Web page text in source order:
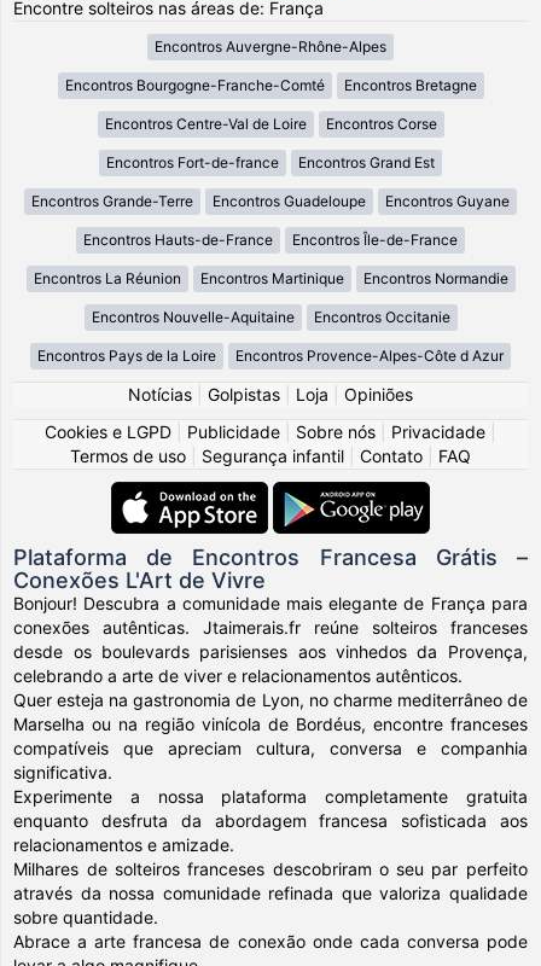
Encontre solteiros nas áreas de: França
Encontros Auvergne-Rhône-Alpes
Encontros Bourgogne-Franche-Comté Encontros Bretagne
Encontros Centre-Val de Loire Encontros Corse
Encontros Fort-de-france Encontros Grand Est
Encontros Grande-Terre Encontros Guadeloupe Encontros Guyane
Encontros Hauts-de-France Encontros Île-de-France
Encontros La Réunion Encontros Martinique Encontros Normandie
Encontros Nouvelle-Aquitaine Encontros Occitanie
Encontros Pays de la Loire Encontros Provence-Alpes-Côte d Azur
Notícias Golpistas Loja
Opiniões
Cookies e LGPD
Publicidade Sobre nós Privacidade
Termos de uso
Segurança infantil Contato FAQ
Plataforma de Encontros Francesa Grátis –
Conexões L'Art de Vivre
Bonjour! Descubra a comunidade mais elegante de França para
conexões autênticas. Jtaimerais.fr reúne solteiros franceses
desde os boulevards parisienses aos vinhedos da Provença,
celebrando a arte de viver e relacionamentos autênticos.
Quer esteja na gastronomia de Lyon, no charme mediterrâneo de
Marselha ou na região vinícola de Bordéus, encontre franceses
compatíveis que apreciam cultura, conversa e companhia
significativa.
Experimente a nossa plataforma completamente gratuita
enquanto desfruta da abordagem francesa sofisticada aos
relacionamentos e amizade.
Milhares de solteiros franceses descobriram o seu par perfeito
através da nossa comunidade refinada que valoriza qualidade
sobre quantidade.
Abrace a arte francesa de conexão onde cada conversa pode